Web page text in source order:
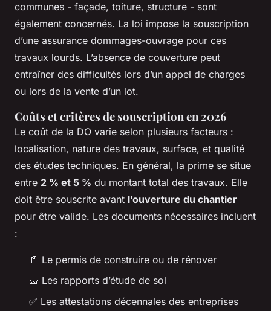
communes - façade, toiture, structure - sont
également concernés. La loi impose la souscription
d’une assurance dommages-ouvrage pour ces
travaux lourds. L’absence de couverture peut
entraîner des difficultés lors d’un appel de charges
ou lors de la vente d’un lot.
Coûts et critères de souscription en 2026
Le coût de la DO varie selon plusieurs facteurs :
localisation, nature des travaux, surface, et qualité
des études techniques. En général, la prime se situe
entre 2 % et 5 % du montant total des travaux. Elle
doit être souscrite avant l’ouverture du chantier
pour être valide. Les documents nécessaires incluent
:
📄 Le permis de construire ou de rénover
🧱 Les rapports d’étude de sol
✅ Les attestations décennales des entreprises